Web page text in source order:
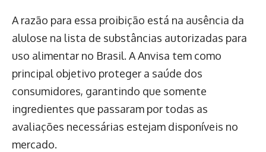
A razão para essa proibição está na ausência da
alulose na lista de substâncias autorizadas para
uso alimentar no Brasil. A Anvisa tem como
principal objetivo proteger a saúde dos
consumidores, garantindo que somente
ingredientes que passaram por todas as
avaliações necessárias estejam disponíveis no
mercado.